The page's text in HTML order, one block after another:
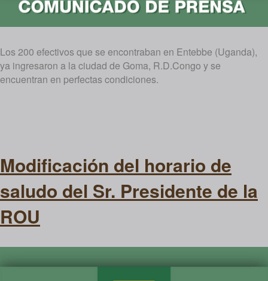
Los 200 efectivos que se encontraban en Entebbe (Uganda),
ya ingresaron a la ciudad de Goma, R.D.Congo y se
encuentran en perfectas condiciones.
Modificación del horario de
saludo del Sr. Presidente de la
ROU